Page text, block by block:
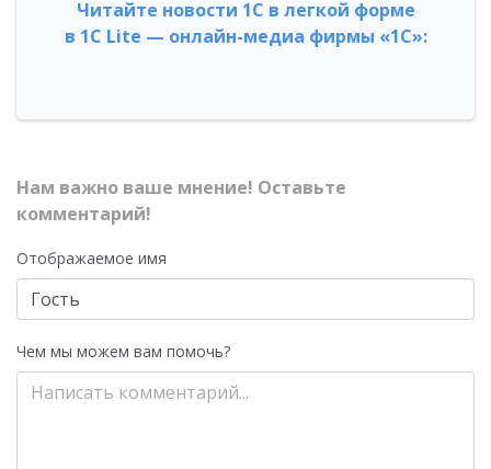
Читайте новости 1С в легкой форме
в 1С Lite — онлайн-медиа фирмы «1С»:
Нам важно ваше мнение! Оставьте
комментарий!
Отображаемое имя
Чем мы можем вам помочь?